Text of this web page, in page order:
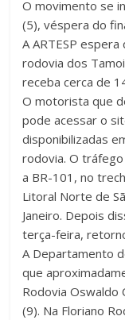
O movimento se
(5), véspera do
A ARTESP
rodovia dos
receba cerca de
O motorista que
pode acessar o
disponibilizadas
rodovia. O
a BR-101, no
Litoral Norte de
Janeiro. Depois
terça-feira,
A Departamento
que
Rodovia
(9). Na Floriano